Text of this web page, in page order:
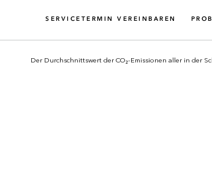
SERVICETERMIN VEREINBAREN
Der Durchschnittswert der CO₂-Emissionen aller in der